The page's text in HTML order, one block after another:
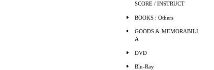
SCORE / INSTRUCT
BOOKS : Others
GOODS & MEMORABILI
A
DVD
Blu-Ray